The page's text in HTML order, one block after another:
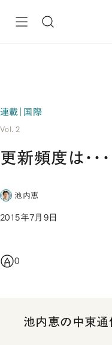
連載｜国際
Vol. 2
更新頻度は・・・
池内恵
2015年7月9日
0
池内恵の中東通